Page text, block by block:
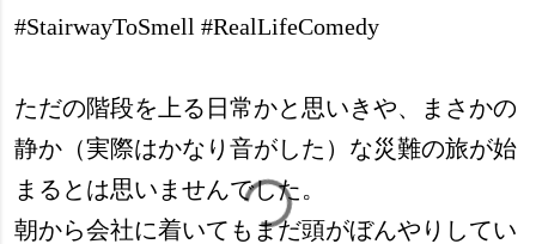
#StairwayToSmell #RealLifeComedy
ただの階段を上る日常かと思いきや、まさかの
静か（実際はかなり音がした）な災難の旅が始
まるとは思いませんでした。
朝から会社に着いてもまだ頭がぼんやりしてい